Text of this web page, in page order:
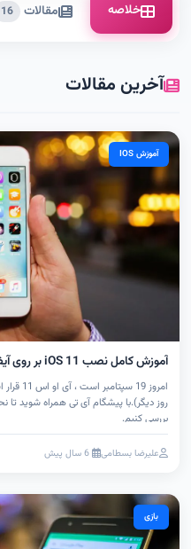
خلاصه مقالات 16
آخرین مقالات
آموزش IOS
آموزش کامل نصب iOS 11 بر روی آیفون، آیپد و آیپاد
بررسی کنیم.
علیرضا بسطامی 6 سال پیش
بازی